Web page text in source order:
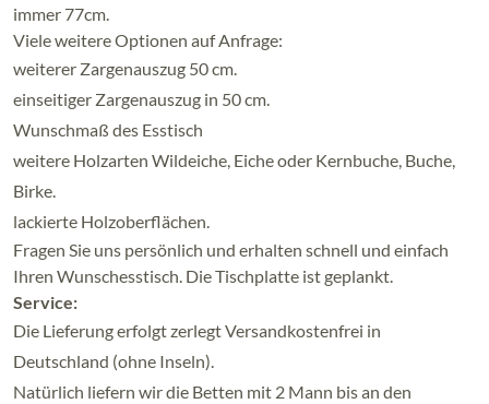
immer 77cm.
Viele weitere Optionen auf Anfrage:
weiterer Zargenauszug 50 cm.
einseitiger Zargenauszug in 50 cm.
Wunschmaß des Esstisch
weitere Holzarten Wildeiche, Eiche oder Kernbuche, Buche,
Birke.
lackierte Holzoberflächen.
Fragen Sie uns persönlich und erhalten schnell und einfach
Ihren Wunschesstisch. Die Tischplatte ist geplankt.
Service:
Die Lieferung erfolgt zerlegt Versandkostenfrei in
Deutschland (ohne Inseln).
Natürlich liefern wir die Betten mit 2 Mann bis an den